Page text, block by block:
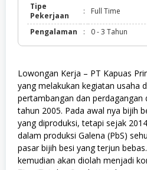
Tipe
Pekerjaan
: Full Time
Pengalaman : 0 - 3 Tahun
Lowongan Kerja – PT Kapuas
yang melakukan kegiatan usaha
pertambangan dan perdagangan
tahun 2005. Pada awal nya bijih
yang diproduksi, tetapi sejak
dalam produksi Galena (PbS)
pasar bijih besi yang terjun
kemudian akan diolah menjadi